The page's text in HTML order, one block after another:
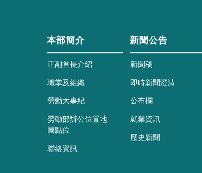
本部簡介
正副首長介紹
職掌及組織
勞動大事紀
勞動部辦公位置地
圖點位
聯絡資訊
新聞公告
新聞稿
即時新聞澄清
公布欄
就業資訊
歷史新聞